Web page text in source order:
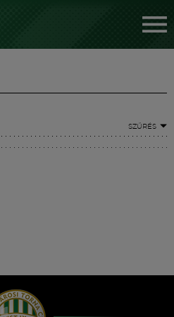
SZŰRÉS